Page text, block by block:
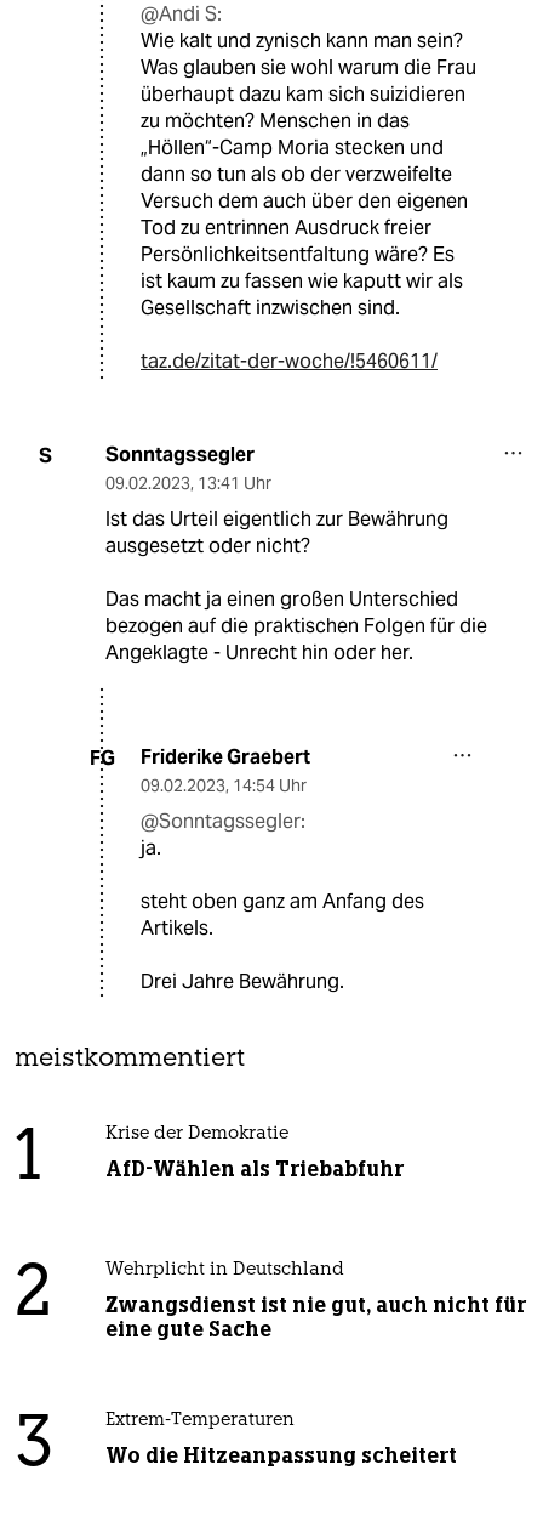
@Andi S:
Wie kalt und zynisch kann man sein?
Was glauben sie wohl warum die Frau
überhaupt dazu kam sich suizidieren
zu möchten? Menschen in das
„Höllen“-Camp Moria stecken und
dann so tun als ob der verzweifelte
Versuch dem auch über den eigenen
Tod zu entrinnen Ausdruck freier
Persönlichkeitsentfaltung wäre? Es
ist kaum zu fassen wie kaputt wir als
Gesellschaft inzwischen sind.
taz.de/zitat-der-woche/!5460611/
S Sonntagssegler
09.02.2023, 13:41 Uhr
Ist das Urteil eigentlich zur Bewährung
ausgesetzt oder nicht?
Das macht ja einen großen Unterschied
bezogen auf die praktischen Folgen für die
Angeklagte - Unrecht hin oder her.
FG Friderike Graebert
09.02.2023, 14:54 Uhr
@Sonntagssegler:
ja.
steht oben ganz am Anfang des
Artikels.
Drei Jahre Bewährung.
meistkommentiert
1 Krise der Demokratie
AfD-Wählen als Triebabfuhr
2 Wehrplicht in Deutschland
Zwangsdienst ist nie gut, auch nicht für
eine gute Sache
3 Extrem-Temperaturen
Wo die Hitzeanpassung scheitert